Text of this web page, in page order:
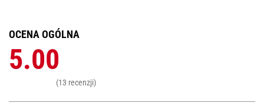
OCENA OGÓLNA
5.00
(13 recenzji)